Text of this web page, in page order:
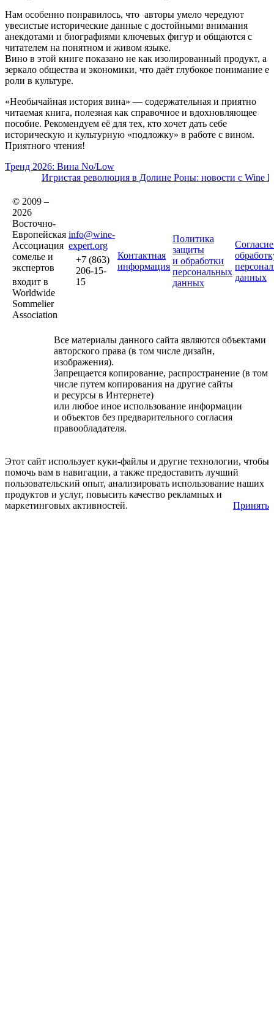
Нам особенно понравилось, что авторы умело чередуют
увесистые исторические данные с достойными внимания
анекдотами и биографиями ключевых фигур и общаются с
читателем на понятном и живом языке.
Вино в этой книге показано не как изолированный продукт, а
зеркало общества и экономики, что даёт глубокое понимание
роли в культуре.
«Необычайная история вина» — содержательная и приятно
читаемая книга, полезная как справочное и вдохновляющее
пособие. Рекомендуем её для тех, кто хочет дать себе
историческую и культурную «подложку» в работе с вином.
Приятного чтения!
Тренд 2026: Вина No/Low
Игристая революция в Долине Роны: новости с Wine
© 2009 –
2026
Восточно-
Европейская
Ассоциация
сомелье и
экспертов
входит в
Worldwide
Sommelier
Association
info@wine-
expert.org
+7 (863)
206-15-
15
Контактная
информация
Политика
защиты
и обработки
персональных
данных
данных
Все материалы данного сайта являются объектами
авторского права (в том числе дизайн,
изображения).
Запрещается копирование, распространение (в том
числе путем копирования на другие сайты
и ресурсы в Интернете)
или любое иное использование информации
и объектов без предварительного согласия
правообладателя.
Этот сайт использует куки-файлы и другие технологии, чтобы
помочь вам в навигации, а также предоставить лучший
пользовательский опыт, анализировать использование наших
продуктов и услуг, повысить качество рекламных и
маркетинговых активностей.
Принять